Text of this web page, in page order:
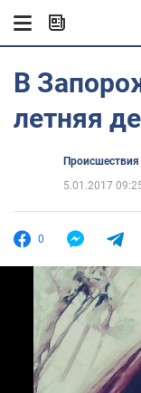
В
летняя
Происшествия
5.01.2017
0